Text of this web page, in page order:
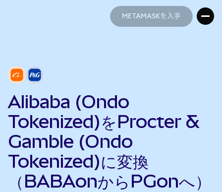
METAMASKを入手
Alibaba (Ondo
Tokenized)をProcter &
Gamble (Ondo
Tokenized)に変換
（BABAonからPGonへ）